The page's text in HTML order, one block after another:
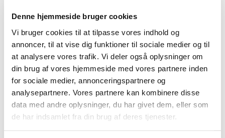
Denne hjemmeside bruger cookies
Vi bruger cookies til at tilpasse vores indhold og
annoncer, til at vise dig funktioner til sociale medier og til
at analysere vores trafik. Vi deler også oplysninger om
din brug af vores hjemmeside med vores partnere inden
for sociale medier, annonceringspartnere og
analysepartnere. Vores partnere kan kombinere disse
data med andre oplysninger, du har givet dem, eller som
de har indsamlet fra din brug af deres tjenester.
500 m²
ADRESSE
8200 Aarhus
ANVENDELSE
Kontor
YDELSE
Arkitektrådgivning